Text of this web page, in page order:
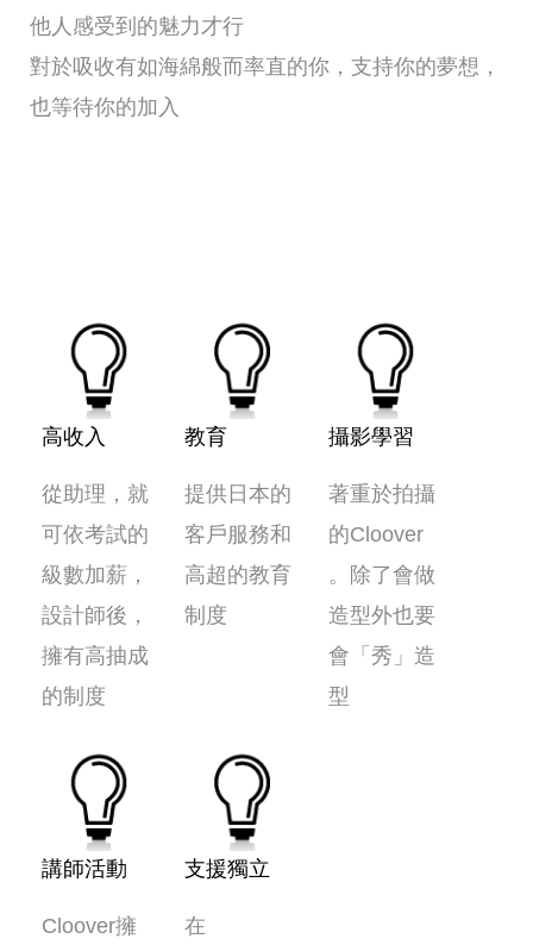
他人感受到的魅力才行
對於吸收有如海綿般而率直的你，支持你的夢想，
也等待你的加入
高收入
從助理，就
可依考試的
級數加薪，
設計師後，
擁有高抽成
的制度
教育
提供日本的
客戶服務和
高超的教育
制度
攝影學習
著重於拍攝
的Cloover
。除了會做
造型外也要
會「秀」造
型
講師活動
Cloover擁
支援獨立
在